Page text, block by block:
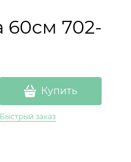
60см 702-
Купить
Быстрый заказ